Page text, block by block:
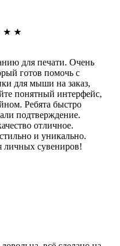
★ ★
для печати. Очень
готов помочь с
для мыши на заказ,
понятный интерфейс,
Ребята быстро
подтверждение.
отличное.
и уникально.
личных сувениров!